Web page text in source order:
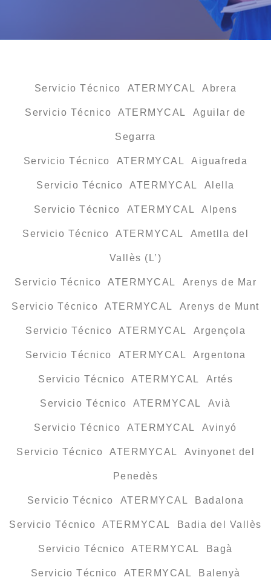
Servicio Técnico ATERMYCAL Abrera
Servicio Técnico ATERMYCAL Aguilar de
Segarra
Servicio Técnico ATERMYCAL Aiguafreda
Servicio Técnico ATERMYCAL Alella
Servicio Técnico ATERMYCAL Alpens
Servicio Técnico ATERMYCAL Ametlla del
Vallès (L’)
Servicio Técnico ATERMYCAL Arenys de Mar
Servicio Técnico ATERMYCAL Arenys de Munt
Servicio Técnico ATERMYCAL Argençola
Servicio Técnico ATERMYCAL Argentona
Servicio Técnico ATERMYCAL Artés
Servicio Técnico ATERMYCAL Avià
Servicio Técnico ATERMYCAL Avinyó
Servicio Técnico ATERMYCAL Avinyonet del
Penedès
Servicio Técnico ATERMYCAL Badalona
Servicio Técnico ATERMYCAL Badia del Vallès
Servicio Técnico ATERMYCAL Bagà
Servicio Técnico ATERMYCAL Balenyà